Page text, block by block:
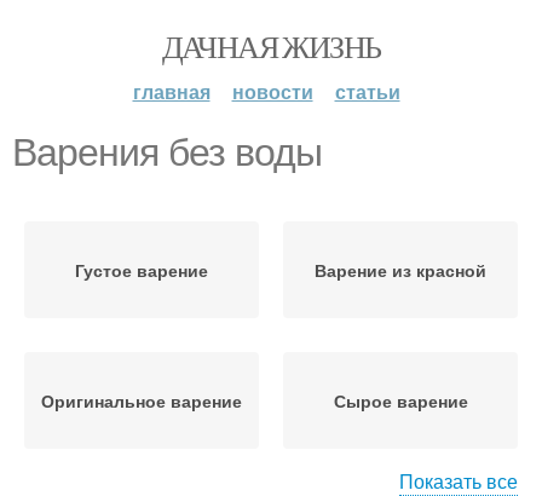
ДАЧНАЯ ЖИЗНЬ
главная новости статьи
Варения без воды
Густое варение Варение из красной
Оригинальное варение Сырое варение
Показать все